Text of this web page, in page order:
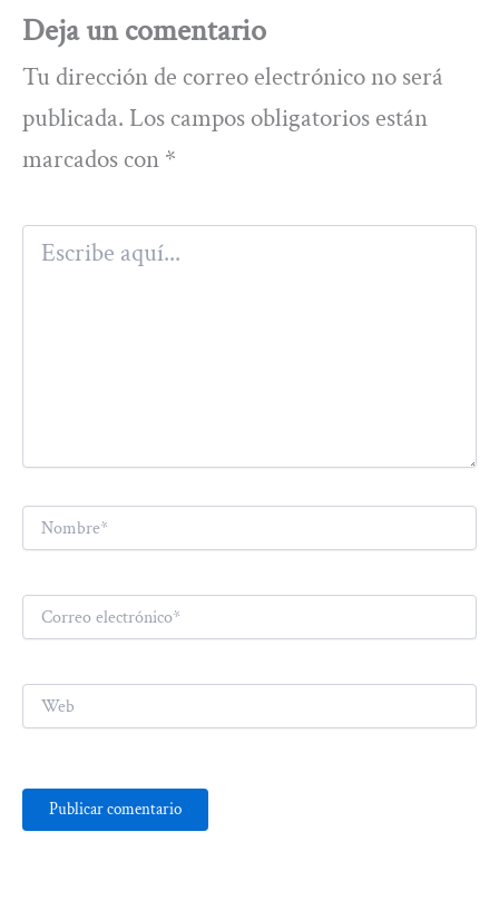
Deja un comentario
Tu dirección de correo electrónico no será
publicada. Los campos obligatorios están
marcados con *
Escribe
aquí...
electrónico*
Web